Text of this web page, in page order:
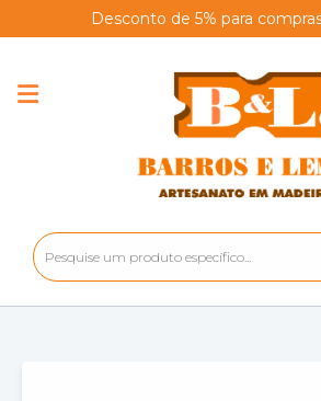
Desconto de 5% para